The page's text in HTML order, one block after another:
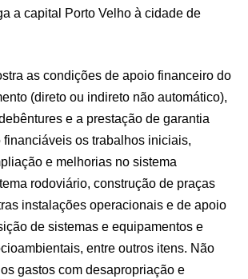
a capital Porto Velho à cidade de
as condições de apoio financeiro do
(direto ou indireto não automático),
e a prestação de garantia
os trabalhos iniciais,
e melhorias no sistema
rodoviário, construção de praças
instalações operacionais e de apoio
de sistemas e equipamentos e
entre outros itens. Não
gastos com desapropriação e